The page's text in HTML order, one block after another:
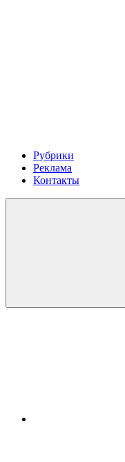
Рубрики
Реклама
Контакты